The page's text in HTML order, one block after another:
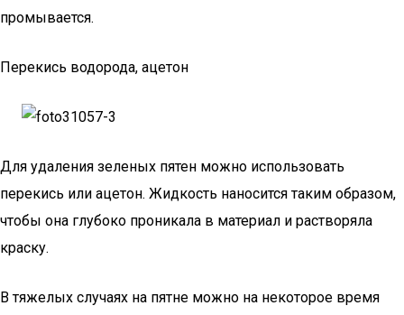
промывается.
Перекись водорода, ацетон
Для удаления зеленых пятен можно использовать
перекись или ацетон. Жидкость наносится таким образом,
чтобы она глубоко проникала в материал и растворяла
краску.
В тяжелых случаях на пятне можно на некоторое время